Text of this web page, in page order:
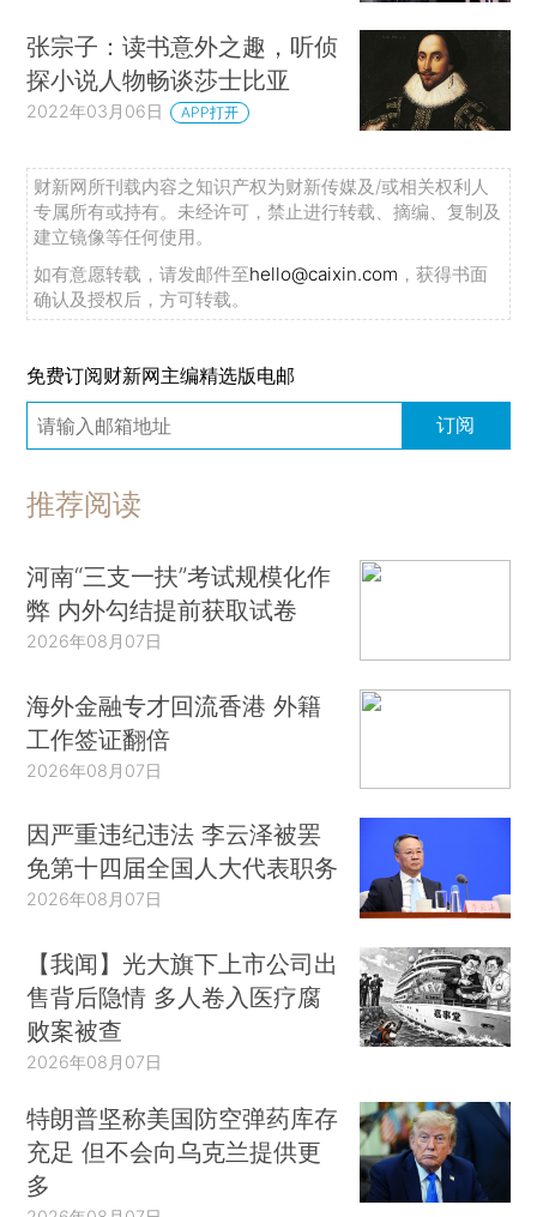
张宗子：读书意外之趣，听侦
探小说人物畅谈莎士比亚
2022年03月06日 APP打开
财新网所刊载内容之知识产权为财新传媒及/或相关权利人
专属所有或持有。未经许可，禁止进行转载、摘编、复制及
建立镜像等任何使用。
如有意愿转载，请发邮件至hello@caixin.com ，获得书面
确认及授权后，方可转载。
免费订阅财新网主编精选版电邮
订阅
推荐阅读
河南“三支一扶”考试规模化作
弊 内外勾结提前获取试卷
2026年08月07日
海外金融专才回流香港 外籍
工作签证翻倍
2026年08月07日
因严重违纪违法 李云泽被罢
免第十四届全国人大代表职务
2026年08月07日
【我闻】光大旗下上市公司出
售背后隐情 多人卷入医疗腐
败案被查
2026年08月07日
特朗普坚称美国防空弹药库存
充足 但不会向乌克兰提供更
多